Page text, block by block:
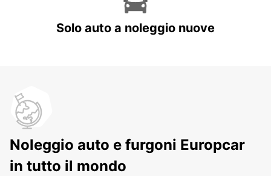
Solo auto a noleggio nuove
Noleggio auto e furgoni Europcar
in tutto il mondo